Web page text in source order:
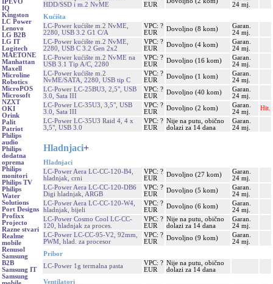
IPEVO
IQ
Kingston
LC Power
Lenovo
LG B2B
LG IT
Logitech
MAETONE
Manhattan
Maxell
Microline
Robotics
MicroPOS
Microsoft
NZXT
OKI
Orink
Palit
Patriot
Philips
audio
Philips
dodatna
oprema
Philips
monitori
Philips TV
Philips
Water
Solutions
Port Designs
Profixx
Projecto
Razne stvari
Realme
mobile
Renusol
Samsung
B2B
Samsung IT
Samsung
HDD/SSD i m.2 NvME
EUR
24 mj.
Kućišta
LC-Power kućište m.2 NvME,
2280, USB 3.2 G1 C/A
VPC: ?
EUR
Dovoljno (8 kom)
Garan.
24 mj.
LC-Power kućište m.2 NvME,
2280, USB C 3.2 Gen 2x2
VPC: ?
EUR
Dovoljno (4 kom)
Garan.
24 mj.
LC-Power kućište m.2 NvME na
USB 3.1 Tip A/C, 2280
VPC: ?
EUR
Dovoljno (16 kom)
Garan.
24 mj.
LC-Power kućište m.2
NvME/SATA, 2280, USB tip C
VPC: ?
EUR
Dovoljno (1 kom)
Garan.
24 mj.
LC-Power LC-25BU3, 2,5", USB
3.0, Sata III
VPC: ?
EUR
Dovoljno (40 kom)
Garan.
24 mj.
LC-Power LC-35U3, 3,5", USB
3.0, Sata III
VPC: ?
EUR
Dovoljno (2 kom)
Garan.
24 mj.
Hit.
LC-Power LC-35U3 Raid 4, 4 x
3,5", USB 3.0
VPC: ?
EUR
Nije na putu, obično
dolazi za 14 dana
Garan.
24 mj.
Hladnjaci+
Hladnjaci
LC-Power Aera LC-CC-120-B4,
hladnjak, crni
VPC: ?
EUR
Dovoljno (27 kom)
Garan.
24 mj.
LC-Power Aera LC-CC-120-DB6
Digi hladnjak, ARGB
VPC: ?
EUR
Dovoljno (5 kom)
Garan.
24 mj.
LC-Power Aera LC-CC-120-W4,
hladnjak, bijeli
VPC: ?
EUR
Dovoljno (6 kom)
Garan.
24 mj.
LC-Power Cosmo Cool LC-CC-
120, hladnjak za proces.
VPC: ?
EUR
Nije na putu, obično
dolazi za 14 dana
Garan.
24 mj.
LC-Power LC-CC-95-V2, 92mm,
PWM, hlad. za procesor
VPC: ?
EUR
Dovoljno (9 kom)
Garan.
24 mj.
Pribor
LC-Power 1g termalna pasta
VPC: ?
EUR
Nije na putu, obično
dolazi za 14 dana
Ventilatori